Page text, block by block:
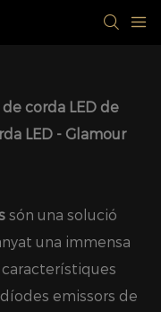
corda LED de
LED - Glamour
són una solució
una immensa
emissors de